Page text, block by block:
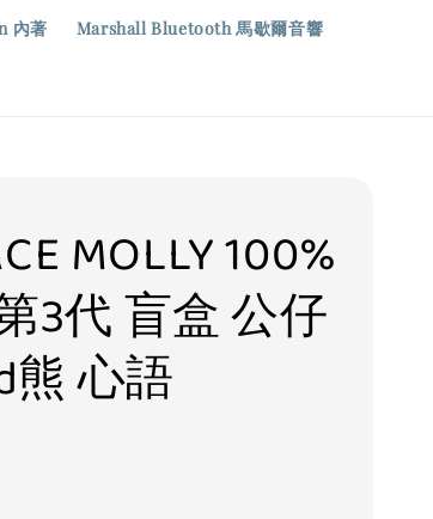
內著 Marshall Bluetooth 馬歇爾音響
MOLLY 100%
3代 盲盒 公仔
熊 心語